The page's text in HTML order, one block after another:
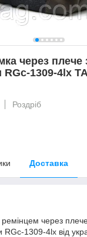
через плече
RGc-1309-4lx
Роздріб
Доставка
через
RGc-1309-4lx від